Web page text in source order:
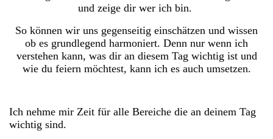
und zeige dir wer ich bin.
So können wir uns gegenseitig einschätzen und wissen
ob es grundlegend harmoniert. Denn nur wenn ich
verstehen kann, was dir an diesem Tag wichtig ist und
wie du feiern möchtest, kann ich es auch umsetzen.
Ich nehme mir Zeit für alle Bereiche die an deinem Tag
wichtig sind.